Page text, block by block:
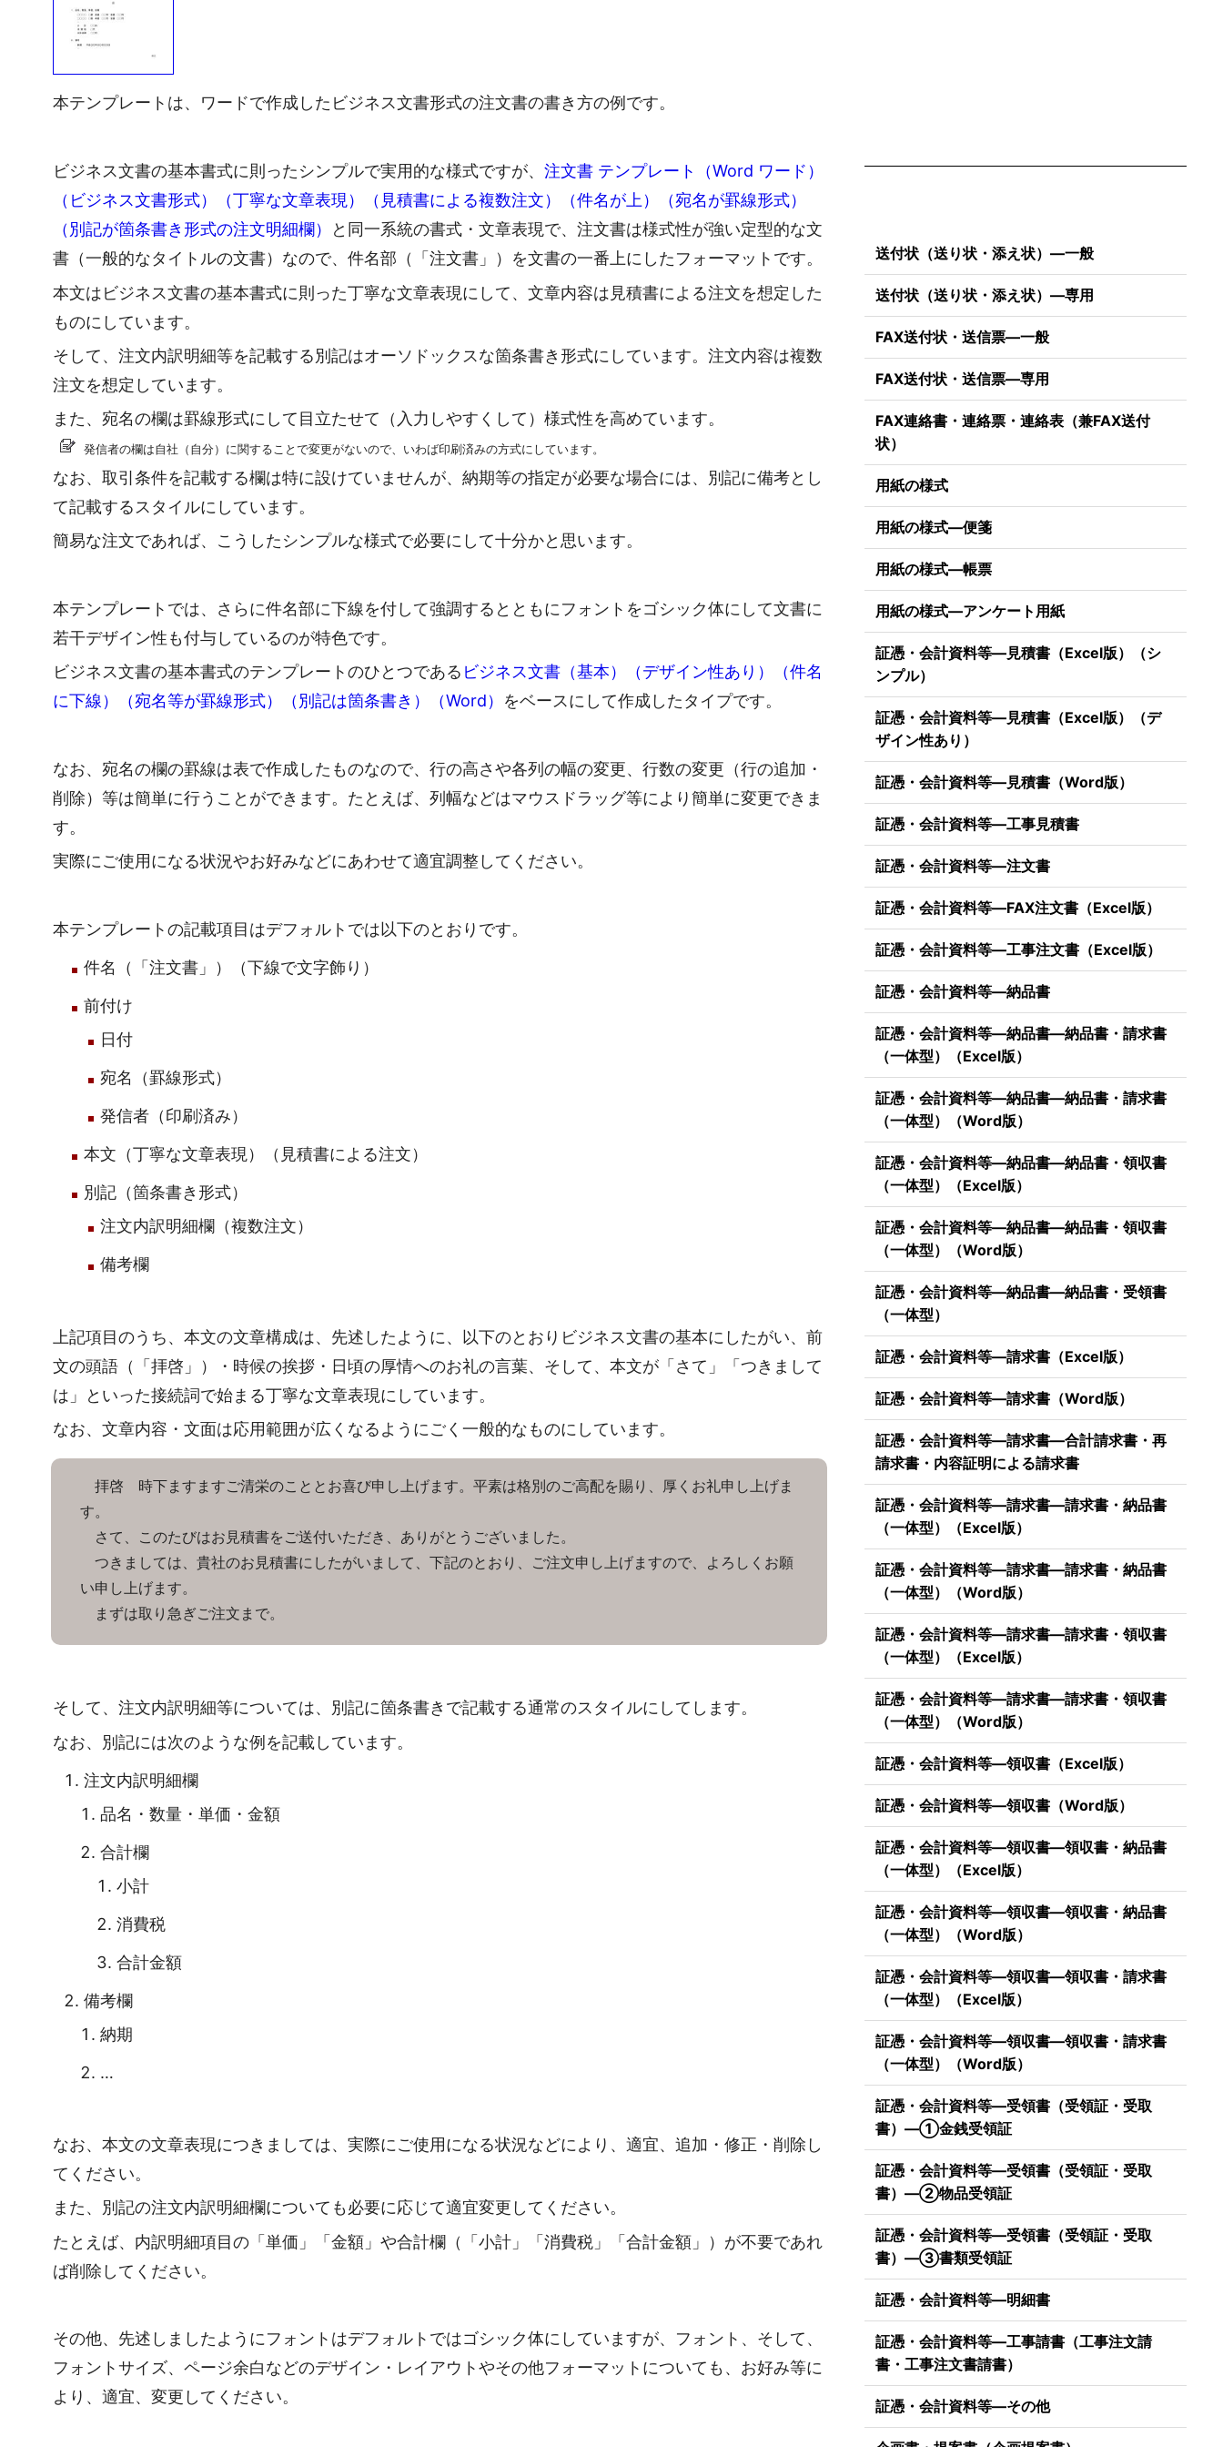
本テンプレートは、ワードで作成したビジネス文書形式の注文書の書き方の例です。
ビジネス文書の基本書式に則ったシンプルで実用的な様式ですが、注文書 テンプレート（Word ワード）
（ビジネス文書形式）（丁寧な文章表現）（見積書による複数注文）（件名が上）（宛名が罫線形式）
（別記が箇条書き形式の注文明細欄）
と同一系統の書式・文章表現で、注文書は様式性が強い定型的な文
書（一般的なタイトルの文書）なので、件名部（「注文書」）を文書の一番上にしたフォーマットです。
本文はビジネス文書の基本書式に則った丁寧な文章表現にして、文章内容は見積書による注文を想定した
ものにしています。
そして、注文内訳明細等を記載する別記はオーソドックスな箇条書き形式にしています。注文内容は複数
注文を想定しています。
また、宛名の欄は罫線形式にして目立たせて（入力しやすくして）様式性を高めています。
発信者の欄は自社（自分）に関することで変更がないので、いわば印刷済みの方式にしています。
なお、取引条件を記載する欄は特に設けていませんが、納期等の指定が必要な場合には、別記に備考とし
て記載するスタイルにしています。
簡易な注文であれば、こうしたシンプルな様式で必要にして十分かと思います。
本テンプレートでは、さらに件名部に下線を付して強調するとともにフォントをゴシック体にして文書に
若干デザイン性も付与しているのが特色です。
ビジネス文書の基本書式のテンプレートのひとつである ビジネス文書（基本）（デザイン性あり）（件名
に下線）（宛名等が罫線形式）（別記は箇条書き）（Word） をベースにして作成したタイプです。
なお、宛名の欄の罫線は表で作成したものなので、行の高さや各列の幅の変更、行数の変更（行の追加・
削除）等は簡単に行うことができます。たとえば、列幅などはマウスドラッグ等により簡単に変更できま
す。
実際にご使用になる状況やお好みなどにあわせて適宜調整してください。
本テンプレートの記載項目はデフォルトでは以下のとおりです。
件名（「注文書」）（下線で文字飾り）
前付け
日付
宛名（罫線形式）
発信者（印刷済み）
本文（丁寧な文章表現）（見積書による注文）
別記（箇条書き形式）
注文内訳明細欄（複数注文）
備考欄
上記項目のうち、本文の文章構成は、先述したように、以下のとおりビジネス文書の基本にしたがい、前
文の頭語（「拝啓」）・時候の挨拶・日頃の厚情へのお礼の言葉、そして、本文が「さて」「つきまして
は」といった接続詞で始まる丁寧な文章表現にしています。
なお、文章内容・文面は応用範囲が広くなるようにごく一般的なものにしています。
拝啓 時下ますますご清栄のこととお喜び申し上げます。平素は格別のご高配を賜り、厚くお礼申し上げま
す。
さて、このたびはお見積書をご送付いただき、ありがとうございました。
つきましては、貴社のお見積書にしたがいまして、下記のとおり、ご注文申し上げますので、よろしくお願
い申し上げます。
まずは取り急ぎご注文まで。
そして、注文内訳明細等については、別記に箇条書きで記載する通常のスタイルにしてします。
なお、別記には次のような例を記載しています。
注文内訳明細欄
品名・数量・単価・金額
合計欄
小計
消費税
合計金額
備考欄
納期
…
なお、本文の文章表現につきましては、実際にご使用になる状況などにより、適宜、追加・修正・削除し
てください。
また、別記の注文内訳明細欄についても必要に応じて適宜変更してください。
たとえば、内訳明細項目の「単価」「金額」や合計欄（「小計」「消費税」「合計金額」）が不要であれ
ば削除してください。
その他、先述しましたようにフォントはデフォルトではゴシック体にしていますが、フォント、そして、
フォントサイズ、ページ余白などのデザイン・レイアウトやその他フォーマットについても、お好み等に
より、適宜、変更してください。
送付状（送り状・添え状）―一般
送付状（送り状・添え状）―専用
FAX送付状・送信票―一般
FAX送付状・送信票―専用
FAX連絡書・連絡票・連絡表（兼FAX送付
状）
用紙の様式
用紙の様式―便箋
用紙の様式―帳票
用紙の様式―アンケート用紙
証憑・会計資料等―見積書（Excel版）（シ
ンプル）
証憑・会計資料等―見積書（Excel版）（デ
ザイン性あり）
証憑・会計資料等―見積書（Word版）
証憑・会計資料等―工事見積書
証憑・会計資料等―注文書
証憑・会計資料等―FAX注文書（Excel版）
証憑・会計資料等―工事注文書（Excel版）
証憑・会計資料等―納品書
証憑・会計資料等―納品書―納品書・請求書
（一体型）（Excel版）
証憑・会計資料等―納品書―納品書・請求書
（一体型）（Word版）
証憑・会計資料等―納品書―納品書・領収書
（一体型）（Excel版）
証憑・会計資料等―納品書―納品書・領収書
（一体型）（Word版）
証憑・会計資料等―納品書―納品書・受領書
（一体型）
証憑・会計資料等―請求書（Excel版）
証憑・会計資料等―請求書（Word版）
証憑・会計資料等―請求書―合計請求書・再
請求書・内容証明による請求書
証憑・会計資料等―請求書―請求書・納品書
（一体型）（Excel版）
証憑・会計資料等―請求書―請求書・納品書
（一体型）（Word版）
証憑・会計資料等―請求書―請求書・領収書
（一体型）（Excel版）
証憑・会計資料等―請求書―請求書・領収書
（一体型）（Word版）
証憑・会計資料等―領収書（Excel版）
証憑・会計資料等―領収書（Word版）
証憑・会計資料等―領収書―領収書・納品書
（一体型）（Excel版）
証憑・会計資料等―領収書―領収書・納品書
（一体型）（Word版）
証憑・会計資料等―領収書―領収書・請求書
（一体型）（Excel版）
証憑・会計資料等―領収書―領収書・請求書
（一体型）（Word版）
証憑・会計資料等―受領書（受領証・受取
書）―①金銭受領証
証憑・会計資料等―受領書（受領証・受取
書）―②物品受領証
証憑・会計資料等―受領書（受領証・受取
書）―③書類受領証
証憑・会計資料等―明細書
証憑・会計資料等―工事請書（工事注文請
書・工事注文書請書）
証憑・会計資料等―その他